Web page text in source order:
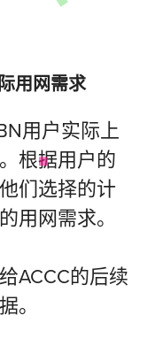
用网需求
用户实际上
根据用户的
们选择的计
用网需求。
ACCC的后续
。